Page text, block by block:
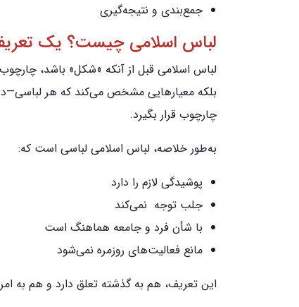
جمع‌بندی و نتیجه‌گیری
لباس اسلامی چیست؟ یک
لباس اسلامی قبل از آنکه «شکل» باشد،
بلکه معیارهایی مشخص می‌کند که هر لباسی—در
چارچوب قرار بگیرد.
به‌طور خلاصه، لباس اسلامی لباسی است که:
پوشیدگی لازم را دارد
جلب توجه نمی‌کند
با شأن فرد و جامعه هماهنگ است
مانع فعالیت‌های روزمره نمی‌شود
این تعریف، هم به گذشته تعلق دارد و هم به